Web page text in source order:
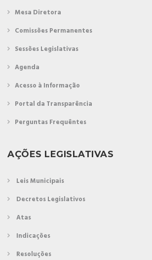
Mesa Diretora
Comissões Permanentes
Sessões Legislativas
Agenda
Acesso à Informação
Portal da Transparência
Perguntas Frequêntes
AÇÕES LEGISLATIVAS
Leis Municipais
Decretos Legislativos
Atas
Indicações
Resoluções